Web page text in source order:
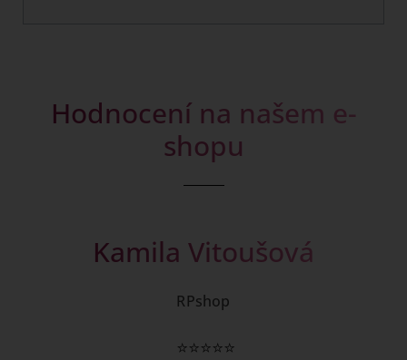
Hodnocení na našem e-
shopu
Kamila Vitoušová
RPshop
⭐⭐⭐⭐⭐